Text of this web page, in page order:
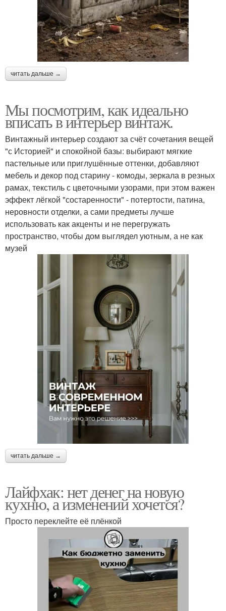
читать дальше →
Мы посмотрим, как идеально
вписать в интерьер винтаж.
Винтажный интерьер создают за счёт сочетания вещей
"с Историей" и спокойной базы: выбирают мягкие
пастельные или приглушённые оттенки, добавляют
мебель и декор под старину - комоды, зеркала в резных
рамах, текстиль с цветочными узорами, при этом важен
эффект лёгкой "состаренности" - потертости, патина,
неровности отделки, а сами предметы лучше
использовать как акценты и не перегружать
пространство, чтобы дом выглядел уютным, а не как
музей
читать дальше →
Лайфхак: нет денег на новую
кухню, а изменений хочется?
Просто переклейте её плёнкой